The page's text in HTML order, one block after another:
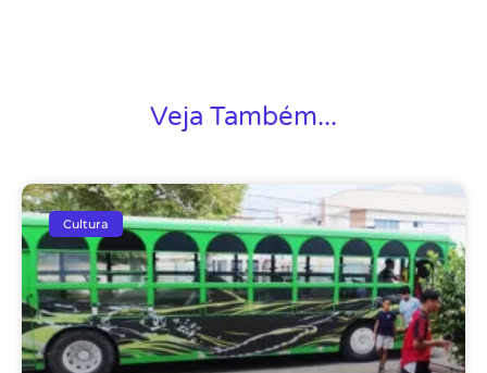
Veja Também...
Cultura